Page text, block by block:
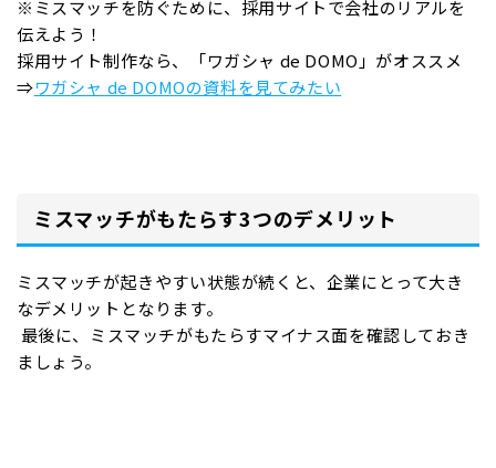
※ミスマッチを防ぐために、採用サイトで会社のリアルを
伝えよう！
採用サイト制作なら、「ワガシャ de DOMO」がオススメ
⇒ワガシャ de DOMOの資料を見てみたい
ミスマッチがもたらす3つのデメリット
ミスマッチが起きやすい状態が続くと、企業にとって大き
なデメリットとなります。
最後に、ミスマッチがもたらすマイナス面を確認しておき
ましょう。